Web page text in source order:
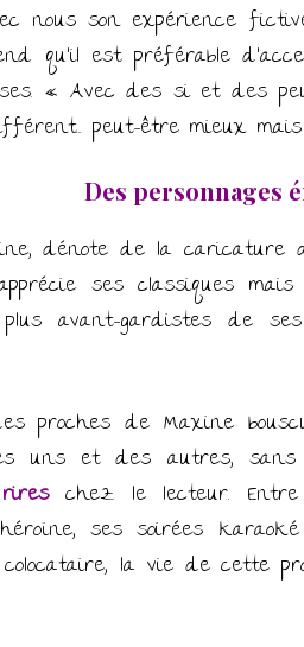
nous son expérience
qu’il est préférable
« Avec des si et des
peut-être mieux
Des personnages
dénote de la caricature
ses classiques
avant-gardistes de
proches de Maxine
uns et des autres, sans
chez le lecteur.
ses soirées
la vie de cette